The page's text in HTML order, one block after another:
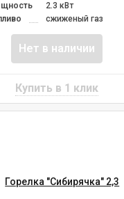
2.3 кВт
сжиженый газ
Нет в наличии